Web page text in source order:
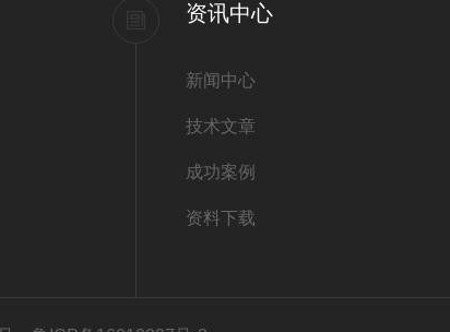
资讯中心
新闻中心
技术文章
成功案例
资料下载